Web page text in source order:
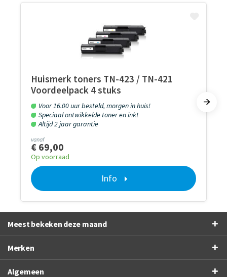
Huismerk toners TN-423 / TN-421
Voordeelpack 4 stuks
Voor 16.00 uur besteld, morgen in huis!
Speciaal ontwikkelde toner en inkt
Altijd 2 jaar garantie
vanaf
€ 69,00
Op voorraad
Info
Meest bekeken deze maand
Merken
Algemeen